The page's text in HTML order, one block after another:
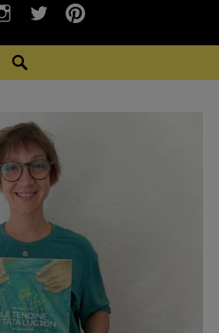
INSTAGRAM
twiterpinterest